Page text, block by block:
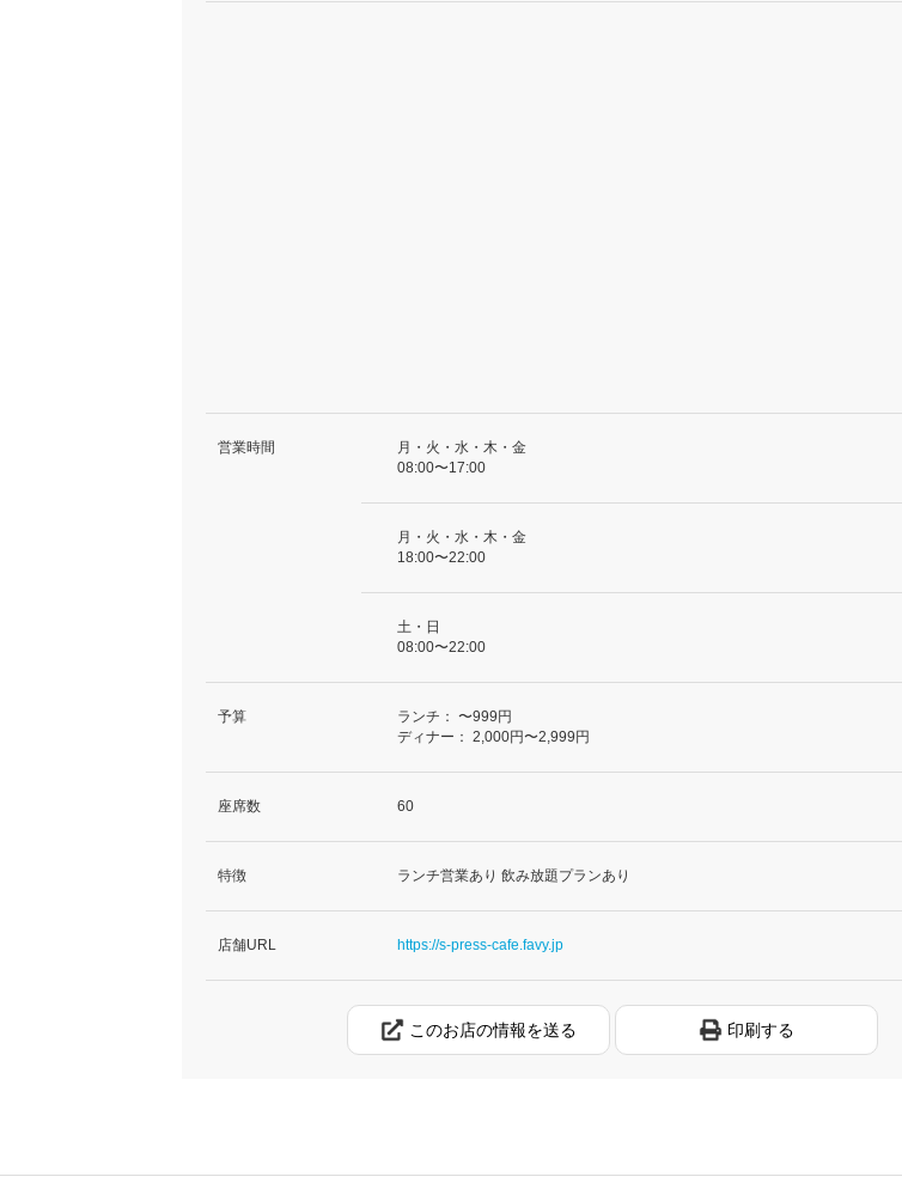
営業時間
月・火・水・木・金
08:00〜17:00
月・火・水・木・金
18:00〜22:00
土・日
08:00〜22:00
予算 ランチ： 〜999円
ディナー： 2,000円〜2,999円
座席数 60
特徴 ランチ営業あり 飲み放題プランあり
店舗URL https://s-press-cafe.favy.jp
このお店の情報を送る 印刷する